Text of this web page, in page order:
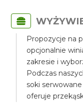
Propozycje na
opcjonalnie
zakresie i
Podczas
soki
oferuje